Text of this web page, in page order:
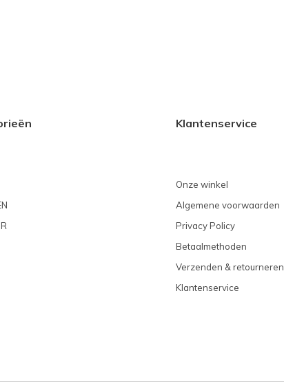
Klantenservice
Onze winkel
Algemene voorwaarden
Privacy Policy
Betaalmethoden
Verzenden & retourneren
Klantenservice